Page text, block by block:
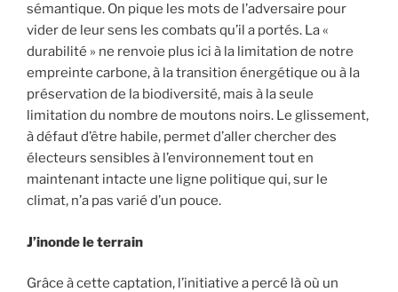
sémantique. On pique les mots de l’adversaire pour
vider de leur sens les combats qu’il a portés. La «
durabilité » ne renvoie plus ici à la limitation de notre
empreinte carbone, à la transition énergétique ou à la
préservation de la biodiversité, mais à la seule
limitation du nombre de moutons noirs. Le glissement,
à défaut d’être habile, permet d’aller chercher des
électeurs sensibles à l’environnement tout en
maintenant intacte une ligne politique qui, sur le
climat, n’a pas varié d’un pouce.
J’inonde le terrain
Grâce à cette captation, l’initiative a percé là où un